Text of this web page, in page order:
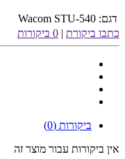
דגם: Wacom STU-540
כתבו ביקורת | 0 ביקורות
ביקורות (0)
אין ביקורות עבור מוצר זה